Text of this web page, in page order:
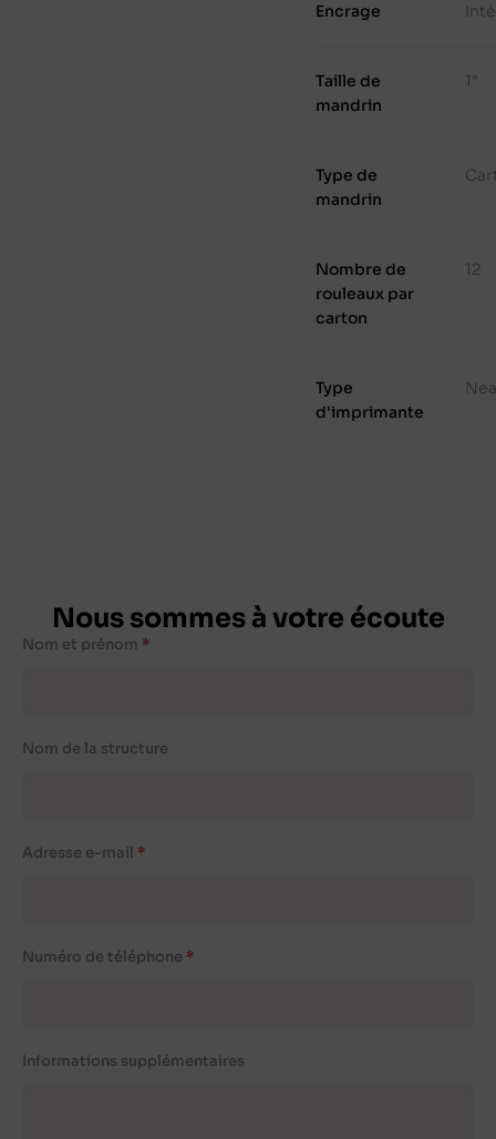
Encrage
Taille de
mandrin
1"
Type de
mandrin
Nombre de
rouleaux par
carton
12
Type
d'imprimante
Nous sommes à votre écoute
Nom et prénom
Nom de la structure
Adresse e-mail
Numéro de téléphone
Informations supplémentaires